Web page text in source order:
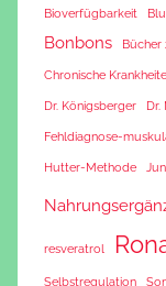
Bioverfügbarkeit
Bonbons Bücher
Chronische
Dr. Königsberger Dr.
Fehldiagnose-
Hutter-Methode
resveratrol
Selbstregulation